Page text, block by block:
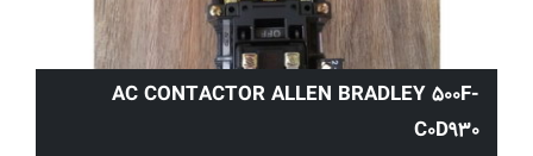
AC CONTACTOR ALLEN BRADLEY 500F-
C0D930